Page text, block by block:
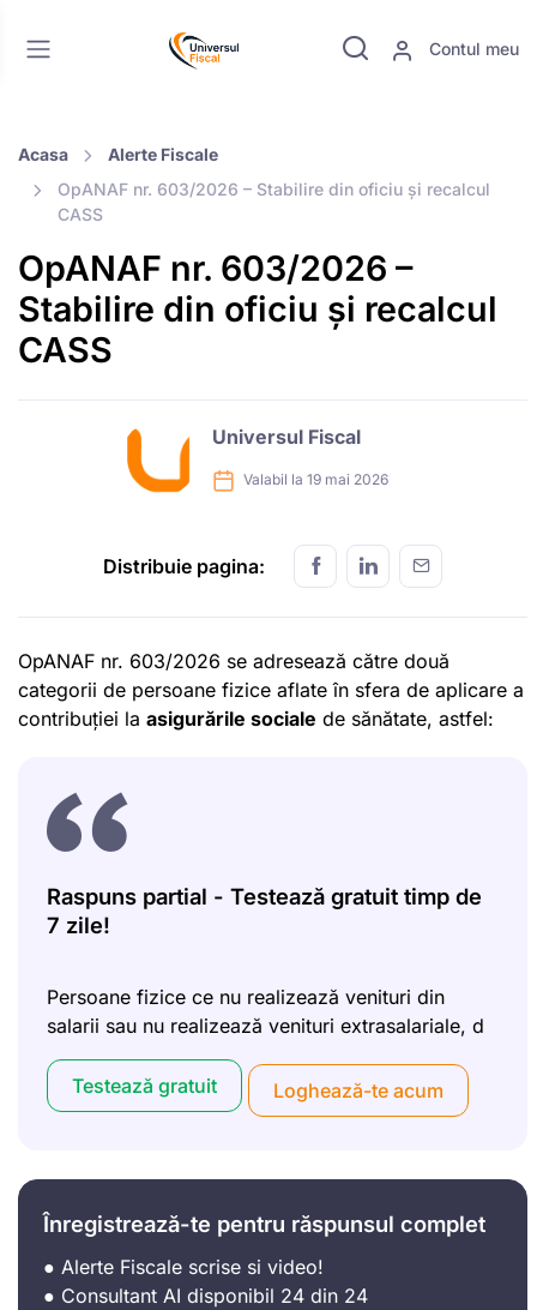
Contul meu
Acasa
Alerte Fiscale
OpANAF nr. 603/2026 – Stabilire din oficiu și recalcul
CASS
OpANAF nr. 603/2026 –
Stabilire din oficiu și recalcul
CASS
Universul Fiscal
Valabil la 19 mai 2026
Distribuie pagina:
OpANAF nr. 603/2026 se adresează către două
categorii de persoane fizice aflate în sfera de aplicare a
contribuției la asigurările sociale de sănătate, astfel:
Raspuns partial - Testează gratuit timp de
7 zile!
Persoane fizice ce nu realizează venituri din
salarii sau nu realizează venituri extrasalariale, d
Testează gratuit Loghează-te acum
Înregistrează-te pentru răspunsul complet
● Alerte Fiscale scrise si video!
● Consultant AI disponibil 24 din 24